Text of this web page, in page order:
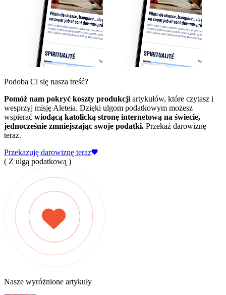
Podoba Ci się nasza treść?
Pomóż nam pokryć koszty produkcji artykułów, które czytasz i
wesprzyj misję Aleteia. Dzięki ulgom podatkowym możesz
wspierać wiodącą katolicką stronę internetową na świecie,
jednocześnie zmniejszając swoje podatki. Przekaż darowiznę
teraz.
Przekazuję darowiznę teraz
( Z ulgą podatkową )
Nasze wyróżnione artykuły